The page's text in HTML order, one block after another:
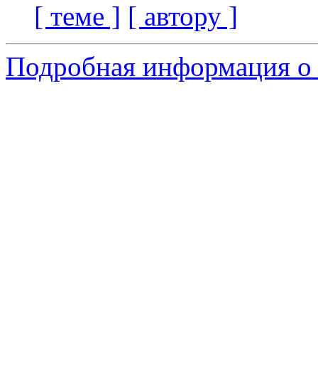
[ теме ] [ автору ]
Подробная информация